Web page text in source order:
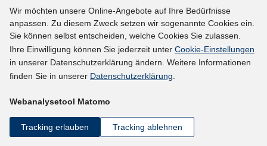
Social-Media-Kanäle
BlueSky
YouTube
LinkedIn
kununu
Netiquette
Wir möchten unsere Online-Angebote auf Ihre Bedürfnisse
anpassen. Zu diesem Zweck setzen wir sogenannte Cookies ein.
Sie können selbst entscheiden, welche Cookies Sie zulassen.
Ihre Einwilligung können Sie jederzeit unter Cookie-Einstellungen
in unserer Datenschutzerklärung ändern. Weitere Informationen
finden Sie in unserer Datenschutzerklärung.
Webanalysetool Matomo
Tracking erlauben Tracking ablehnen